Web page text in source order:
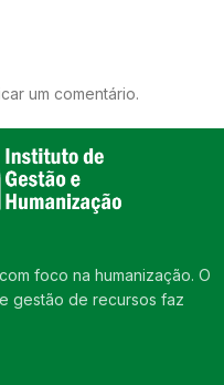
um comentário.
foco na humanização. O
gestão de recursos faz